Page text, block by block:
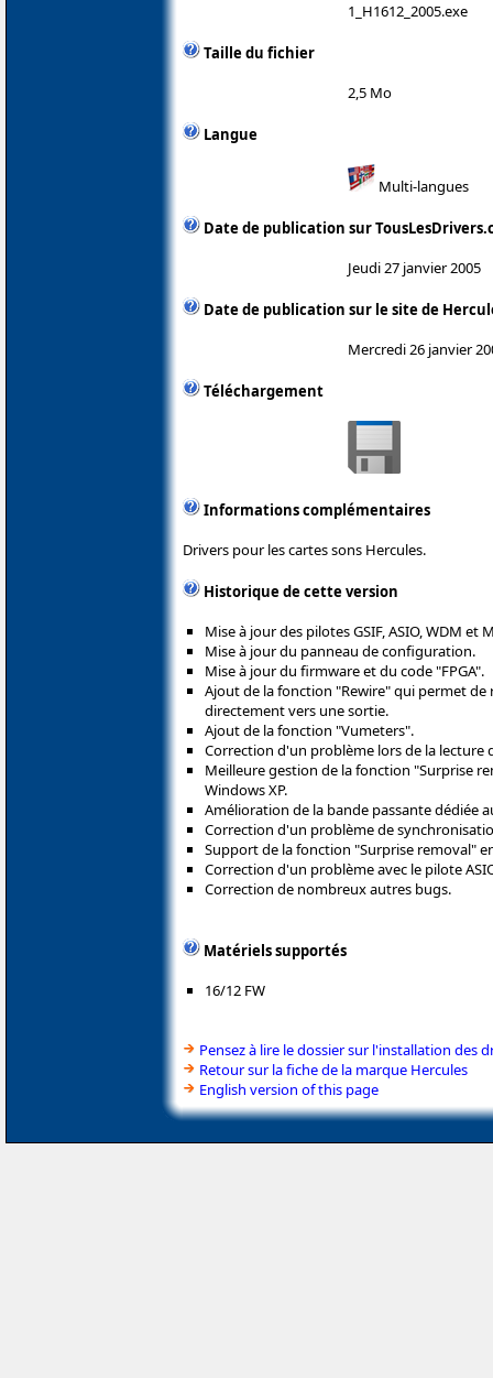
1_H1612_2005.exe
Taille du fichier
2,5 Mo
Langue
Multi-langues
Date de publication sur
Jeudi 27 janvier 2005
Date de publication sur le site de
Mercredi 26 janvier
Téléchargement
Informations complémentaires
Drivers pour les cartes sons Hercules.
Historique de cette version
Mise à jour des pilotes GSIF, ASIO, WDM et
Mise à jour du panneau de configuration.
Mise à jour du firmware et du code "FPGA".
Ajout de la fonction "Rewire" qui permet
directement vers une sortie.
Ajout de la fonction "Vumeters".
Correction d'un problème lors de la lecture
Meilleure gestion de la fonction "Surprise
Windows XP.
Amélioration de la bande passante dédiée
Correction d'un problème de
Support de la fonction "Surprise removal"
Correction d'un problème avec le pilote
Correction de nombreux autres bugs.
Matériels supportés
16/12 FW
Pensez à lire le dossier sur l'installation des
Retour sur la fiche de la marque Hercules
English version of this page